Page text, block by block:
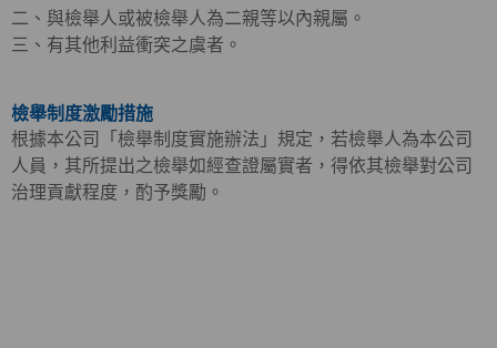
二、與檢舉人或被檢舉人為二親等以內親屬。
三、有其他利益衝突之虞者。
檢舉制度激勵措施
根據本公司「檢舉制度實施辦法」規定，若檢舉人為本公司
人員，其所提出之檢舉如經查證屬實者，得依其檢舉對公司
治理貢獻程度，酌予獎勵。